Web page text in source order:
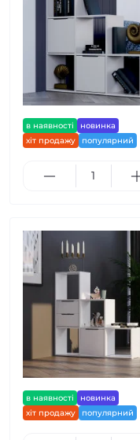
в наявності
новинка
хіт продажу
популярний
в наявності
новинка
хіт продажу
популярний